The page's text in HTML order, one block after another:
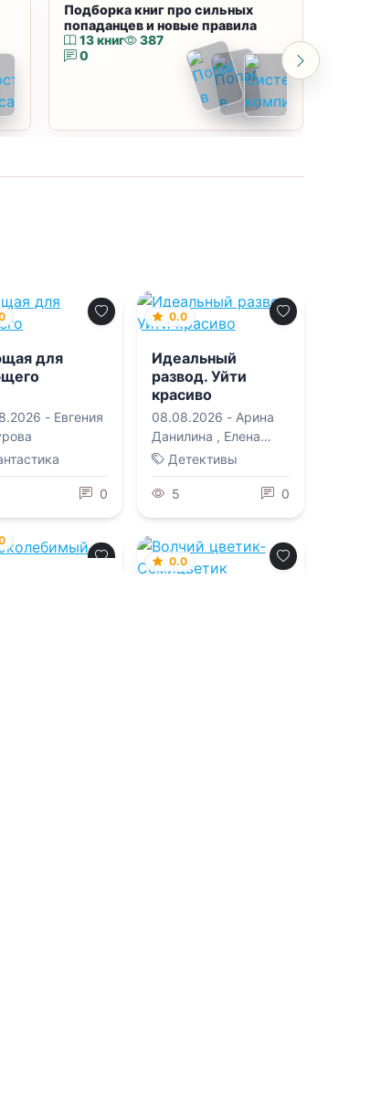
Подборка книг про сильных
попаданцев и новые правила
13 книг
387
0
для
- Евгения
0
0.0
Идеальный
развод. Уйти
красиво
08.08.2026 - Арина
Данилина , Елена
Попова
Детективы
5 0
0.0